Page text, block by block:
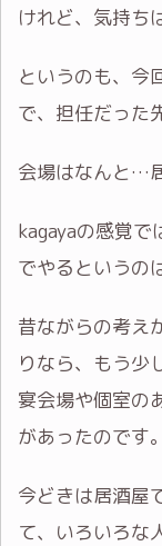
けれど、気持ち
というのも、今
で、担任だった
会場はなんと…
kagayaの感覚
でやるというの
昔ながらの考え
りなら、もう少
宴会場や個室の
があったのです。
今どきは居酒屋
て、いろいろな